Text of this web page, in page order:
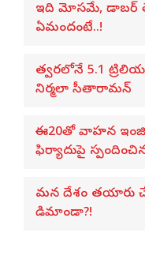
ఇది మోసమే, డాబర్‌
ఏమందంటే..!
త్వరలోనే 5.1
నిర్మలా సీతారామన్
ఈ20తో వాహన
ఫిర్యాదుపై స్పందించిన
మన దేశం తయారు
డిమాండా?!